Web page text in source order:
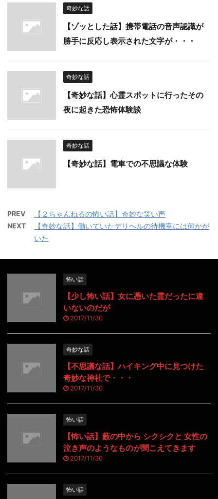
奇妙な話
【ゾッとした話】携帯電話の音声認識が
勝手に反応し表示された文字が・・・
奇妙な話
【奇妙な話】心霊スポットに行ったその
夜に起きた恐怖体験談
奇妙な話
【奇妙な話】電車での不思議な体験
PREV 【２ちゃんねるの怖い話】奇妙な笑い声
NEXT
【奇妙な話】働いていたデリヘルの待機室には何かが
いた
怖い話
【少し怖い話】女に憑いた霊だったに違
いないのだが
2017/11/30
奇妙な話
【不思議な話】ハイキング中に見つけた
奇妙な神社で・・・
2017/11/30
怖い話
【怖い話】藪の中から シクシクと 女性の
泣き声のようなものが聞こえてきます
2017/11/30
怖い話